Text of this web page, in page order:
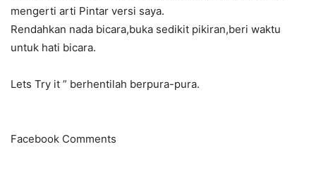
mengerti arti Pintar versi saya.
Rendahkan nada bicara,buka sedikit pikiran,beri waktu
untuk hati bicara.
Lets Try it ” berhentilah berpura-pura.
Facebook Comments